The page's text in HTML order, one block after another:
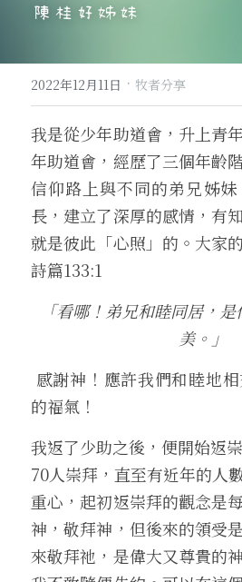
陳桂好姊妹
2022年12月11日 · 牧者分享
我是從少年助道會，升上青
年助道會，經歷了三個年齡
信仰路上與不同的弟兄姊
長，建立了深厚的感情，有
就是彼此「心照」的。大家
詩篇133:1
「看哪！弟兄和睦同居，
美。」
的福氣！
我返了少助之後，便開始返
70人崇拜，直至有近年的人
重心，起初返崇拜的觀念是
神，敬拜神，但後來的領受
來敬拜祂，是偉大又尊貴的